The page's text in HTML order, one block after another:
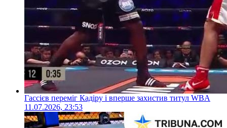
Гассієв переміг Кадіру і вперше захистив титул WBA
11.07.2026, 23:53